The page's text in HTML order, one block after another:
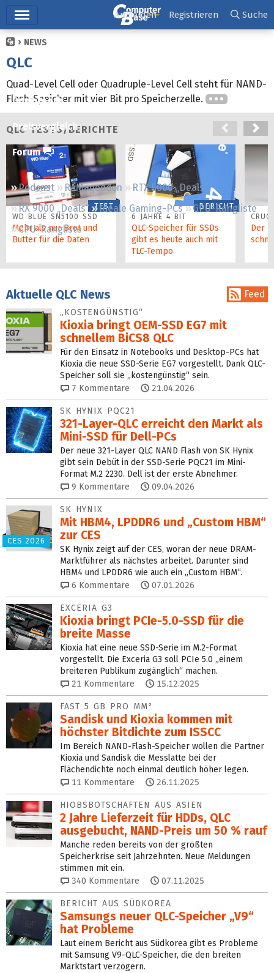
Ticker
Downloads
Preisvergleich
Forum
Podcast RAMageddon
RTX 5000 „Deals“
RX 9000 „Deals“
Ideale Gaming-PCs
GPU-Rangliste
CPU-Rangliste
Anmelden Registrieren Suche
NEWS
QLC
Quad-Level Cell oder Quadruple-Level Cell steht für NAND-
Flash-Speicher mit vier Bit pro Speicherzelle.
QLC TESTS/BERICHTE
TEST
WD BLUE SN5100 SSD
Mehr als nur Brot und
Butter für die Daten
BERICHT
6 JAHRE 4 BIT
QLC-Speicher für SSDs
gibt es heute auch mit
TLC-Tempo
Der
Aktuelle QLC News Feed
„KOSTENGÜNSTIG“
Kioxia bringt OEM-SSD EG7 mit
schnellem BiCS8 QLC
Für den Einsatz in Notebooks und Desktop-PCs hat
Kioxia die neue SSD-Serie EG7 vorgestellt. Dank QLC-
Speicher soll sie „kostengünstig“ sein.
7 Kommentare 21.04.2026
SK HYNIX PQC21
321-Layer-QLC erreicht den Markt als
Mini-SSD für Dell-PCs
Der neue 321-Layer QLC NAND Flash von SK Hynix
gibt sein Debüt in der SSD-Serie PQC21 im Mini-
Format M.2 2230. Dell ist der erste Abnehmer.
9 Kommentare 09.04.2026
CES 2026
SK HYNIX
Mit HBM4, LPDDR6 und „Custom HBM“
zur CES
SK Hynix zeigt auf der CES, woran der neue DRAM-
Marktführer als nächstes arbeitet. Darunter sind
HBM4 und LPDDR6 wie auch ein „Custom HBM“.
6 Kommentare 07.01.2026
EXCERIA G3
Kioxia bringt PCIe-5.0-SSD für die
breite Masse
Kioxia hat eine neue SSD-Serie im M.2-Format
vorgestellt. Die Exceria G3 soll PCIe 5.0 „einem
breiteren Publikum zugänglich“ machen.
21 Kommentare 15.12.2025
FAST 5 GB PRO MM²
Sandisk und Kioxia kommen mit
höchster Bitdichte zum ISSCC
Im Bereich NAND-Flash-Speicher wollen die Partner
Kioxia und Sandisk die Messlatte bei der
Flächendichte noch einmal deutlich höher legen.
11 Kommentare 26.11.2025
HIOBSBOTSCHAFTEN AUS ASIEN
2 Jahre Lieferzeit für HDDs, QLC
ausgebucht, NAND-Preis um 50 % rauf
Manche reden bereits von der größten
Speicherkrise seit Jahrzehnten. Neue Meldungen
stimmen mit ein.
340 Kommentare 07.11.2025
BERICHT AUS SÜDKOREA
Samsungs neuer QLC-Speicher „V9“
hat Probleme
Laut einem Bericht aus Südkorea gibt es Probleme
mit Samsung V9-QLC-Speicher, die den breiten
Marktstart verzögern.